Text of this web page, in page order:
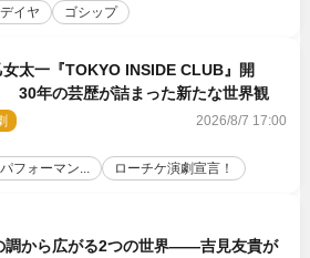
イヤ ゴシップ
女太一『TOKYO INSIDE CLUB』開
30年の芸歴が詰まった新たな世界観
2026/8/7 17:00
フォーマン... ローチケ演劇宣言！
調から広がる2つの世界――吉見友貴が